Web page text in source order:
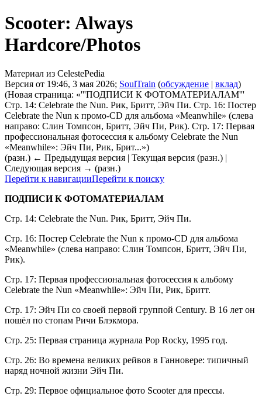
Scooter: Always
Hardcore/Photos
Материал из CelestePedia
Версия от 19:46, 3 мая 2026; SoulTrain (обсуждение | вклад)
(Новая страница: «'''ПОДПИСИ К ФОТОМАТЕРИАЛАМ'''
Стр. 14: Celebrate the Nun. Рик, Бритт, Эйч Пи. Стр. 16: Постер
Celebrate the Nun к промо-CD для альбома «Meanwhile» (слева
направо: Слин Томпсон, Бритт, Эйч Пи, Рик). Стр. 17: Первая
профессиональная фотосессия к альбому Celebrate the Nun
«Meanwhile»: Эйч Пи, Рик, Брит...»)
(разн.) ← Предыдущая версия | Текущая версия (разн.) |
Следующая версия → (разн.)
Перейти к навигацииПерейти к поиску
ПОДПИСИ К ФОТОМАТЕРИАЛАМ
Стр. 14: Celebrate the Nun. Рик, Бритт, Эйч Пи.
Стр. 16: Постер Celebrate the Nun к промо-CD для альбома
«Meanwhile» (слева направо: Слин Томпсон, Бритт, Эйч Пи,
Рик).
Стр. 17: Первая профессиональная фотосессия к альбому
Celebrate the Nun «Meanwhile»: Эйч Пи, Рик, Бритт.
Стр. 17: Эйч Пи со своей первой группой Century. В 16 лет он
пошёл по стопам Ричи Блэкмора.
Стр. 25: Первая страница журнала Pop Rocky, 1995 год.
Стр. 26: Во времена великих рейвов в Ганновере: типичный
наряд ночной жизни Эйч Пи.
Стр. 29: Первое официальное фото Scooter для прессы.